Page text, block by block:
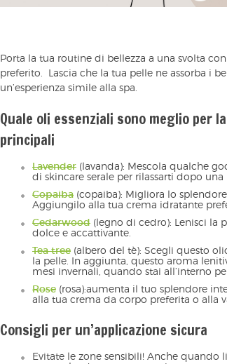
Porta la tua routine di bellezza a una svolta
preferito. Lascia che la tua pelle ne assorba i
un’esperienza simile alla spa.
Quale oli essenziali sono meglio per
principali
Lavender (lavanda): Mescola qualche
di skincare serale per rilassarti dopo
Copaiba (copaiba): Migliora lo
Aggiungilo alla tua crema idratante
Cedarwood (legno di cedro): Lenisci la
dolce e accattivante.
Tea tree (albero del tè): Scegli questo
la pelle. In aggiunta, questo aroma
mesi invernali, quando stai all’interno
Rose (rosa):aumenta il tuo splendore
alla tua crema da corpo preferita o alla
Consigli per un’applicazione sicura
Evitate le zone sensibili! Anche quando